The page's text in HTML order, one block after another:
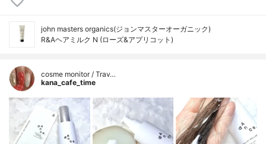
john masters organics(ジョンマスターオーガニック)
R&Aヘアミルク N (ローズ&アプリコット)
cosme monitor / Trav…
kana_cafe_time